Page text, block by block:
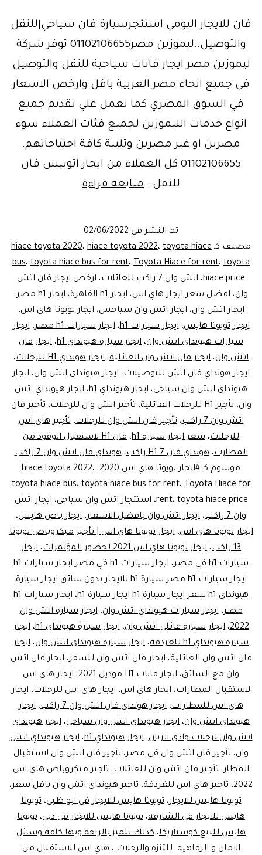
فان للايجار اليومي استئجرسيارة فان سياحي|للنقل
والتوصيل..ليموزين مصر01102106655 توفر شركة
ليموزين مصر ايجار فانات سياحية للنقل والتوصيل
في جميع انحاء مصر العربية باقل وارخص الاسعار
في السوق المصري كما نعمل علي تقديم جميع
انواع خدمات الليموزين لجميع فئات العملاء سوء
مصرين او غير مصرين وتلبية كافة احتياجاتهم.
01102106655 كل العملاء من ايجار اتوبيس فان
للنقل… متابعة قراءةنقل
سياحي..ليموزين
مصر
تم النشر في 02/06/2022
مصنف كـ
hiace toyota 2020، hiace toyota 2022، toyota hiace
bus، toyota hiace bus for rent، Toyota Hiace for rent، toyota
hiace price، اتش وان 7 راكب للعائلات ، ارخص ايجار فان اتش
وان، افضل سعر ايجار هاي اس، ايجار h1 القاهرة ، ايجار h1 مصر
،
ايجار اتش وان،ايجار اتش وان سياحس،ايجار تويوتا هاي اس،
ايجار تويوتا هايس،ايجار سيارات h1 ،ايجار سيارات h1 مصر ،ايجار
سيارات هيونداي اتش وان، ايجار سيارة هيونداي h1 ، ايجار فان
اتش وان، ايجار فان اتش وان العائلية، ايجار هونداي H1 للرحلات
،
ايجار هونداي فان اتش للتوصيلات، ايجار هيونداى اتش وان، ايجار
هيونداى اتش وان سياحى، ايجار هيونداي h1 ، ايجار هيونداي اتش
وان،تأجير H1 للرحلات العائلية ،تأجير اتش وان للرحلات،تأجير فان
اتش وان 7 راكب
،تأجير فان اتش وان للرحلات،تأجير هاي اس
للرحلات، سعر ايجار سيارة h1 ،
فان H1 لاستقبال الوفود من
المطارت،هونداي فان H1 7 راكب ،هونداي فان اتش وان 7 راكب
موسوم كـ #ايجار تويوتا هاي اس 2020 ، hiace toyota 2022،
toyota hiace bus،toyota hiace bus for rent،Toyota Hiace for
rent،toyota hiace price ،استئجار اتش وان سياحي،ايجار اتش
وان 7 راكب
، ايجار اتش وان بافضل الاسعار، ايجار باص هايس،
ايجار تويوتا هاي اس،ايجار تويوتا هاي اس | تأجير ميكروباص تويوتا
13 راكب
، ايجار تويوتا هاي اس 2021 لحضور المؤتمرات ، ايجار
سيارات h1 في مصر
،
ايجار سيارات h1 في مصر ايجار سيارات h1
ايجار سيارات h1 مصر سيارة h1 للايجار بدون سائق ايجار سيارة
هيونداي h1 سعر ايجار سيارة h1 ايجار سيارة h1
،
ايجار سيارات h1
مصر،ايجار سيارات هيونداي اتش وان،ايجار سيارة اتش وان
2022،ايجار سيارة عائلي اتش وان،ايجار سيارة هيونداي h1 ،ايجار
سيارة هيونداي h1 للغردقة
، ايجار سياره هيونداى اتش وان، ايجار
فان اتش وان العائلية،ايجار فان اتش وان للسفر،ايجار فان اتش
وان مع السائق، ايجار فانات H1 موديل 2021 ، ايجار هاى اس
لاستقبال المطارات، ايجار هاي اس، ايجار هاي اس للرحلات، ايجار
هاي اس للمطارات، ايجار هونداي فان اتش وان 7 راكب ، ايجار
هيونداى اتش وان، ايجار هيونداى اتش وان سياحى، ايجار هيونداى
اتش وان لرحلات وادى الريان،ايجار هيونداي h1 ،ايجار هيونداي اتش
وان، تأجير فان اتش وان فى مصر، تأجير فان اتش وان لاستقبال
المطار، تأجير فان اتش وان للعائلات، تاجير ميكروباص هاي اس
2022، تاجير هاي اس للغردقة، تاجير هيونداي اتش وان باقل سعر،
تويوتا هايس للايجار،تويوتا هايس للايجار في ابو ظبي،تويوتا
هايس للايجار في الشارقة، تويوتا هايس للايجار في دبي، تويوتا
هايس للبيع كوستاريكا، كذلك تتميز بالراحة وبها كافة وسائل
الامان و الرفاهيه للتنزه والرحلات.،هاي اس للاستقبال من